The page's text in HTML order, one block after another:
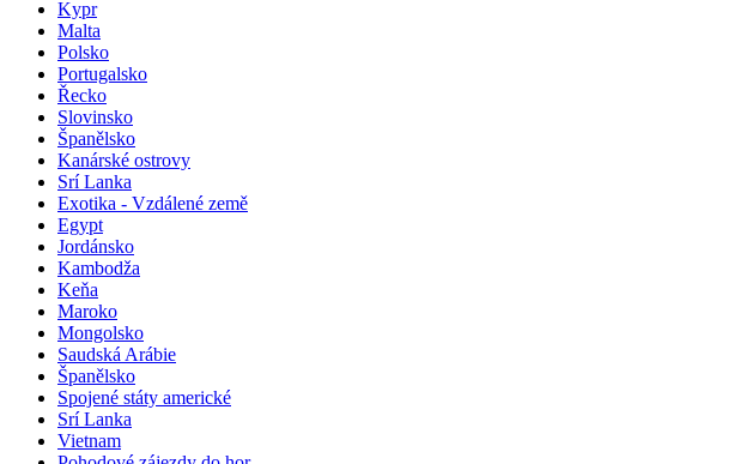
Kypr
Malta
Polsko
Portugalsko
Řecko
Slovinsko
Španělsko
Kanárské ostrovy
Srí Lanka
Exotika - Vzdálené země
Egypt
Jordánsko
Kambodža
Keňa
Maroko
Mongolsko
Saudská Arábie
Španělsko
Spojené státy americké
Srí Lanka
Vietnam